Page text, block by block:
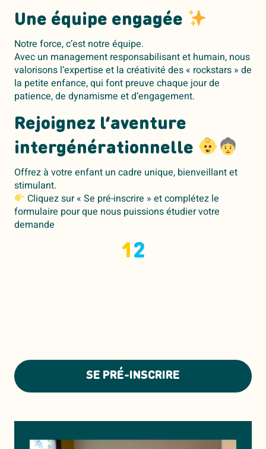
Une équipe engagée
Notre force, c’est notre équipe.
Avec un management responsabilisant et humain, nous
valorisons l’expertise et la créativité des « rockstars » de
la petite enfance, qui font preuve chaque jour de
patience, de dynamisme et d’engagement.
Rejoignez l’aventure
intergénérationnelle
Offrez à votre enfant un cadre unique, bienveillant et
stimulant.
Cliquez sur « Se pré-inscrire » et complétez le
formulaire pour que nous puissions étudier votre
demande
12
SE PRÉ-INSCRIRE